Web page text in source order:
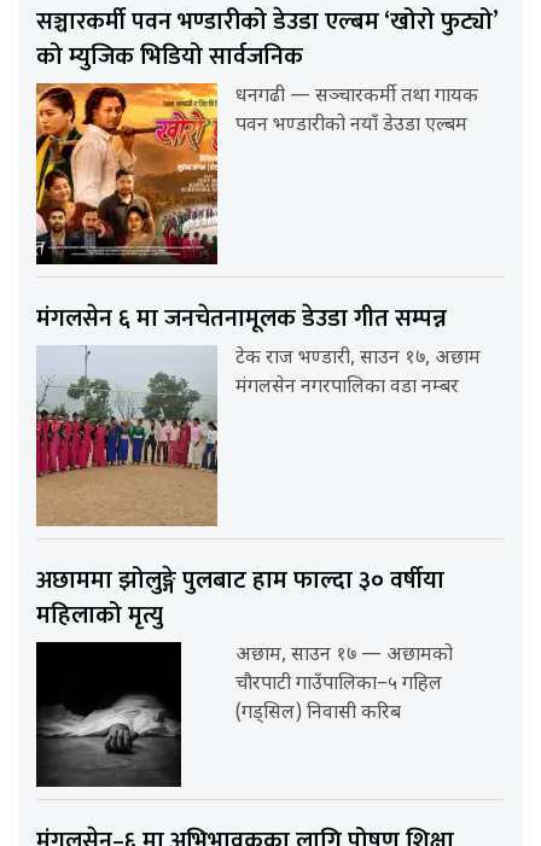
सञ्चारकर्मी पवन भण्डारीको डेउडा एल्बम ‘खोरो फुट्यो’
को म्युजिक भिडियो सार्वजनिक
धनगढी — सञ्चारकर्मी तथा गायक
पवन भण्डारीको नयाँ डेउडा एल्बम
मंगलसेन ६ मा जनचेतनामूलक डेउडा गीत सम्पन्न
टेक राज भण्डारी, साउन १७, अछाम
मंगलसेन नगरपालिका वडा नम्बर
अछाममा झोलुङ्गे पुलबाट हाम फाल्दा ३० वर्षीया
महिलाको मृत्यु
अछाम, साउन १७ — अछामको
चौरपाटी गाउँपालिका–५ गहिल
(गड्सिल) निवासी करिब